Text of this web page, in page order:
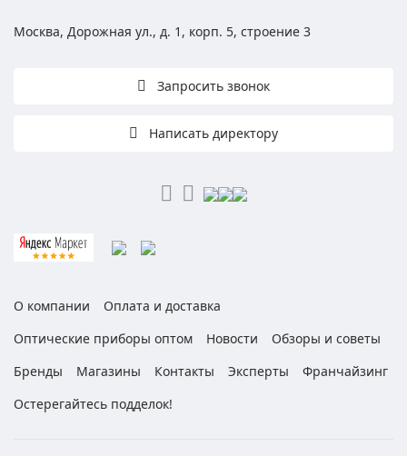
Москва, Дорожная ул., д. 1, корп. 5, строение 3
Запросить звонок
Написать директору
О компании
Оплата и доставка
Оптические приборы оптом
Новости
Обзоры и советы
Бренды
Магазины Контакты Эксперты
Франчайзинг
Остерегайтесь подделок!